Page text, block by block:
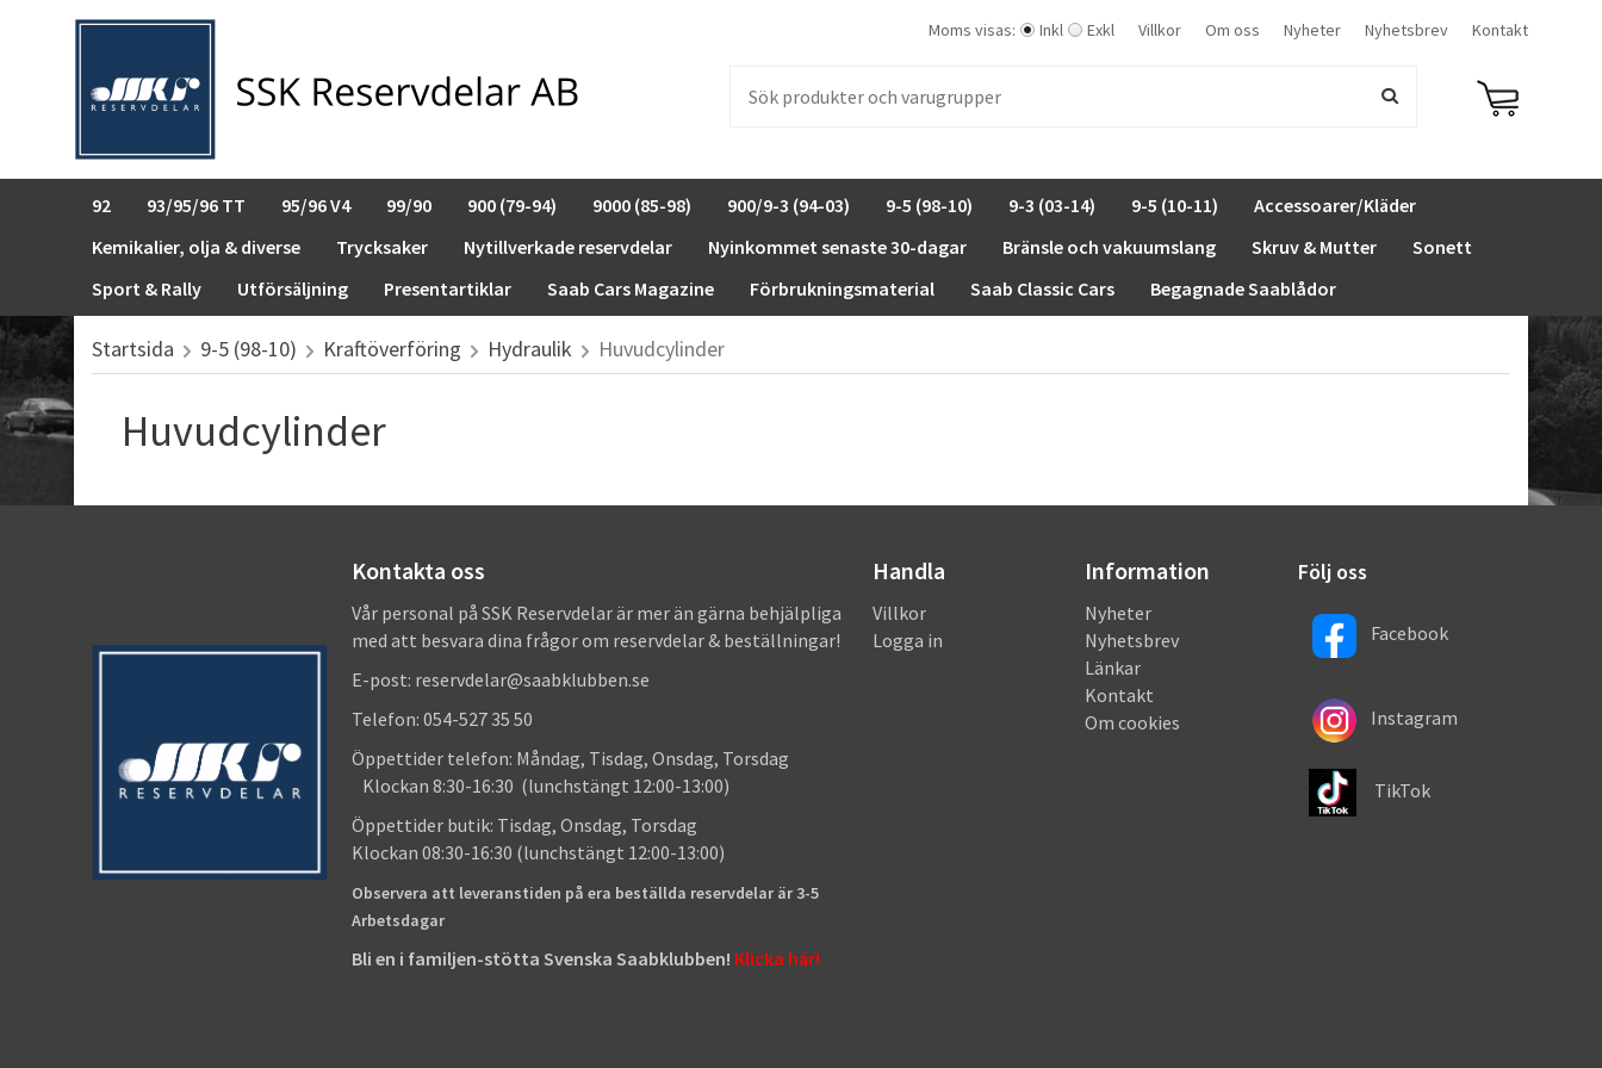
Moms visas: Inkl Exkl Villkor Om oss Nyheter Nyhetsbrev Kontakt
92 93/95/96 TT 95/96 V4 99/90 900 (79-94) 9000 (85-98) 900/9-3 (94-03) 9-5 (98-10) 9-3 (03-14) 9-5 (10-11)
Accessoarer/Kläder
Kemikalier, olja & diverse
Trycksaker Nytillverkade reservdelar Nyinkommet senaste 30-dagar Bränsle och vakuumslang Skruv & Mutter
Sonett
Sport & Rally
Utförsäljning Presentartiklar Saab Cars Magazine Förbrukningsmaterial Saab Classic Cars Begagnade Saablådor
Startsida 9-5 (98-10) Kraftöverföring Hydraulik Huvudcylinder
Huvudcylinder
Kontakta oss
Vår personal på SSK Reservdelar är mer än gärna behjälpliga
med att besvara dina frågor om reservdelar & beställningar!
E-post: reservdelar@saabklubben.se
Telefon: 054-527 35 50
Öppettider telefon: Måndag, Tisdag, Onsdag, Torsdag
Klockan 8:30-16:30 (lunchstängt 12:00-13:00)
Öppettider butik: Tisdag, Onsdag, Torsdag
Klockan 08:30-16:30 (lunchstängt 12:00-13:00)
Observera att leveranstiden på era beställda reservdelar är 3-5
Arbetsdagar
Bli en i familjen-stötta Svenska Saabklubben! Klicka här!
Handla
Villkor
Logga in
Information
Nyheter
Nyhetsbrev
Länkar
Kontakt
Om cookies
Följ oss
Facebook
Instagram
TikTok